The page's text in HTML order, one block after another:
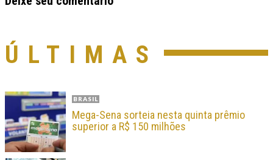
ÚLTIMAS
BRASIL
Mega-Sena sorteia nesta quinta prêmio
superior a R$ 150 milhões